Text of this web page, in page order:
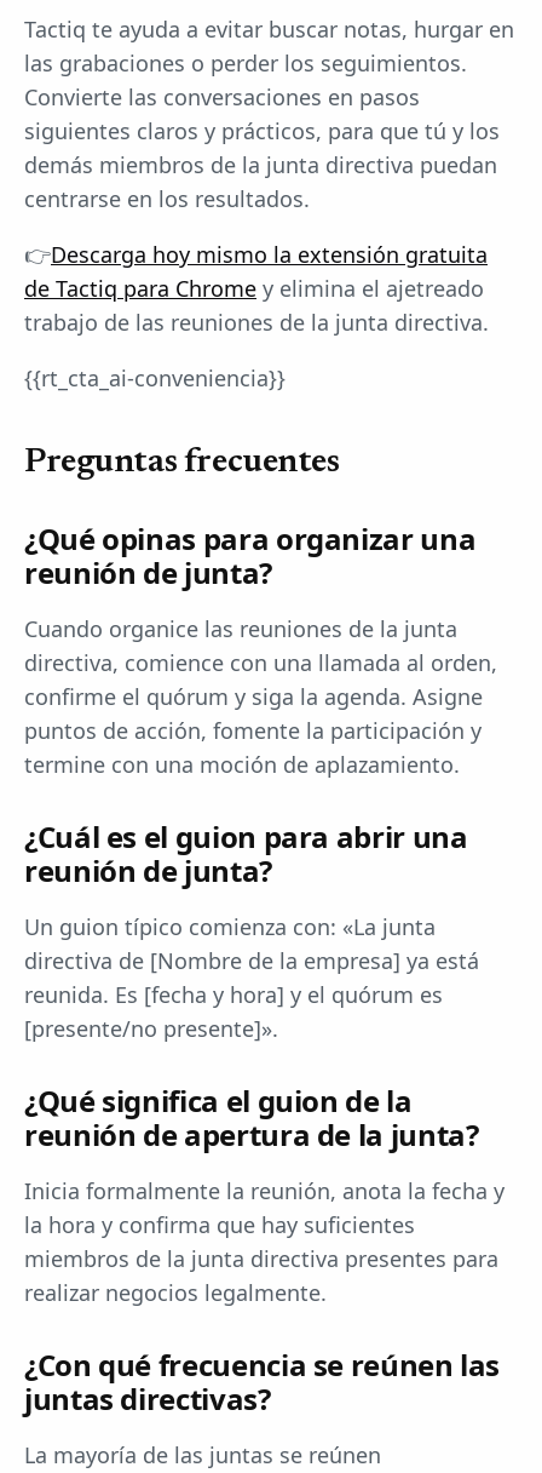
Tactiq te ayuda a evitar buscar notas, hurgar en
las grabaciones o perder los seguimientos.
Convierte las conversaciones en pasos
siguientes claros y prácticos, para que tú y los
demás miembros de la junta directiva puedan
centrarse en los resultados.
👉Descarga hoy mismo la extensión gratuita
de Tactiq para Chrome y elimina el ajetreado
trabajo de las reuniones de la junta directiva.
{{rt_cta_ai-conveniencia}}
Preguntas frecuentes
¿Qué opinas para organizar una
reunión de junta?
Cuando organice las reuniones de la junta
directiva, comience con una llamada al orden,
confirme el quórum y siga la agenda. Asigne
puntos de acción, fomente la participación y
termine con una moción de aplazamiento.
¿Cuál es el guion para abrir una
reunión de junta?
Un guion típico comienza con: «La junta
directiva de [Nombre de la empresa] ya está
reunida. Es [fecha y hora] y el quórum es
[presente/no presente]».
¿Qué significa el guion de la
reunión de apertura de la junta?
Inicia formalmente la reunión, anota la fecha y
la hora y confirma que hay suficientes
miembros de la junta directiva presentes para
realizar negocios legalmente.
¿Con qué frecuencia se reúnen las
juntas directivas?
La mayoría de las juntas se reúnen